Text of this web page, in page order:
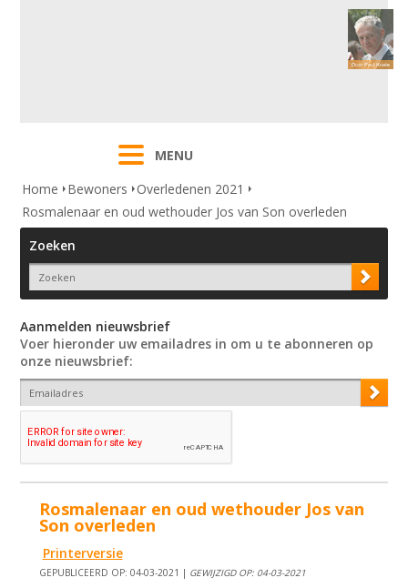
MENU
Home
Bewoners
Overledenen 2021
Rosmalenaar en oud wethouder Jos van Son overleden
Zoeken
Aanmelden nieuwsbrief
Voer hieronder uw emailadres in om u te abonneren op
onze nieuwsbrief:
Rosmalenaar en oud wethouder Jos van
Son overleden
Printerversie
GEPUBLICEERD OP: 04-03-2021 | GEWIJZIGD OP: 04-03-2021